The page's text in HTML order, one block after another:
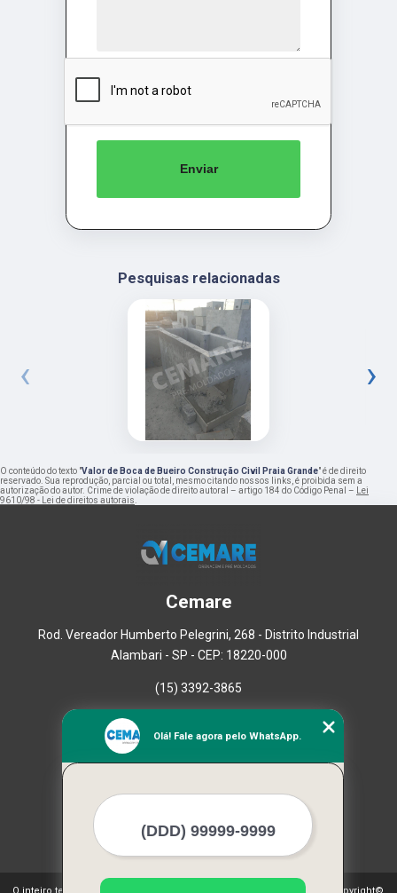
Enviar
Pesquisas relacionadas
‹ ›
O conteúdo do texto "Valor de Boca de Bueiro Construção Civil Praia Grande" é de direito
reservado. Sua reprodução, parcial ou total, mesmo citando nossos links, é proibida sem a
autorização do autor. Crime de violação de direito autoral – artigo 184 do Código Penal –
Lei
9610/98 - Lei de direitos autorais
Cemare
Rod. Vereador Humberto Pelegrini, 268 - Distrito Industrial
Alambari - SP - CEP: 18220-000
(15) 3392-3865
Empresa
Missão
Mapa do site
Mais Serviços
O inteiro teor deste site está sujeito à proteção de direitos autorais. Copyright©
Olá! Fale agora pelo WhatsApp.